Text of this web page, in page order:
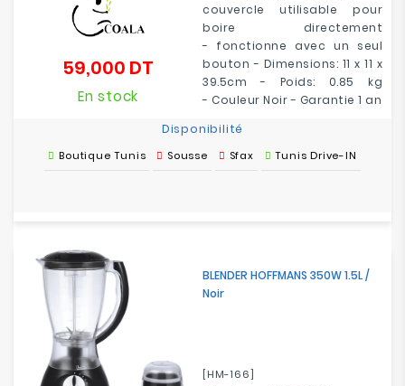
couvercle utilisable pour
boire directement
- fonctionne avec un seul
bouton - Dimensions: 11 x 11 x
39.5cm - Poids: 0.85 kg
- Couleur Noir - Garantie 1 an
59,000 DT
En stock
Disponibilité
Boutique Tunis Sousse Sfax Tunis Drive-IN
BLENDER HOFFMANS 350W 1.5L /
Noir
[HM-166]